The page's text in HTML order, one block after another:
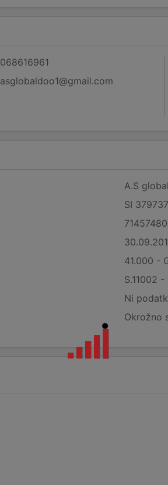
068616961
asglobaldoo1@gmail.com
A.S
SI
41.000 -
S.11002
Ni
Okrožno